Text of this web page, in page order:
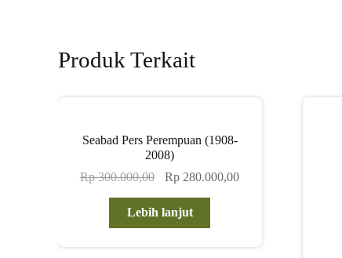
Produk Terkait
Seabad Pers Perempuan (1908-
2008)
Rp300.000,00
Harga
adalah:
Rp 300.000,00.
Rp 280.000,00Harga
Lebih lanjut